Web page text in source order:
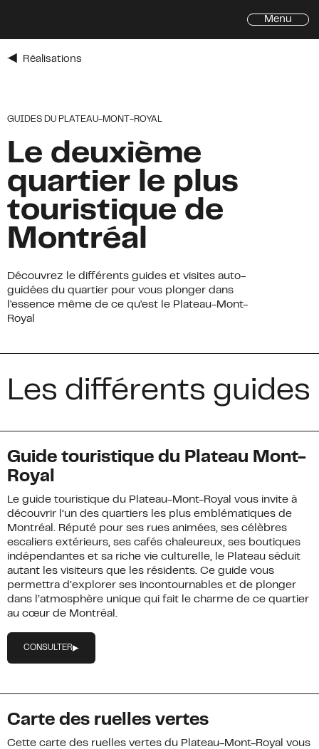
Menu
Réalisations
GUIDES DU PLATEAU-MONT-ROYAL
Le deuxième
quartier le plus
touristique de
Montréal
Découvrez le différents guides et visites auto-
guidées du quartier pour vous plonger dans
l'essence même de ce qu'est le Plateau-Mont-
Royal
Les différents guides
Guide touristique du Plateau Mont-
Royal
Le guide touristique du Plateau-Mont-Royal vous invite à
découvrir l’un des quartiers les plus emblématiques de
Montréal. Réputé pour ses rues animées, ses célèbres
escaliers extérieurs, ses cafés chaleureux, ses boutiques
indépendantes et sa riche vie culturelle, le Plateau séduit
autant les visiteurs que les résidents. Ce guide vous
permettra d’explorer ses incontournables et de plonger
dans l’atmosphère unique qui fait le charme de ce quartier
au cœur de Montréal.
CONSULTER
Carte des ruelles vertes
Cette carte des ruelles vertes du Plateau-Mont-Royal vous
Inscrivez-vous à l'infolettre de
Prénom
Prénom
Courriel
Adresse
Ville
ZIP / Postal Code